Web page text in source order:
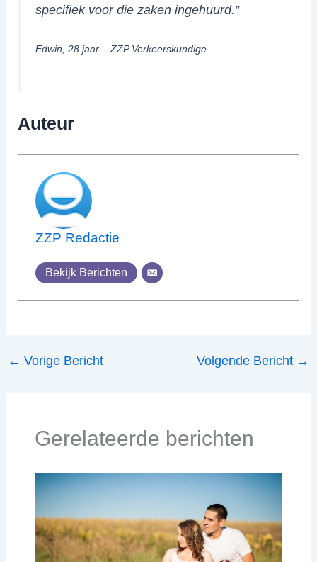
specifiek voor die zaken ingehuurd.”
Edwin, 28 jaar – ZZP Verkeerskundige
Auteur
ZZP Redactie
Bekijk Berichten
← Vorige Bericht Volgende Bericht →
Gerelateerde berichten